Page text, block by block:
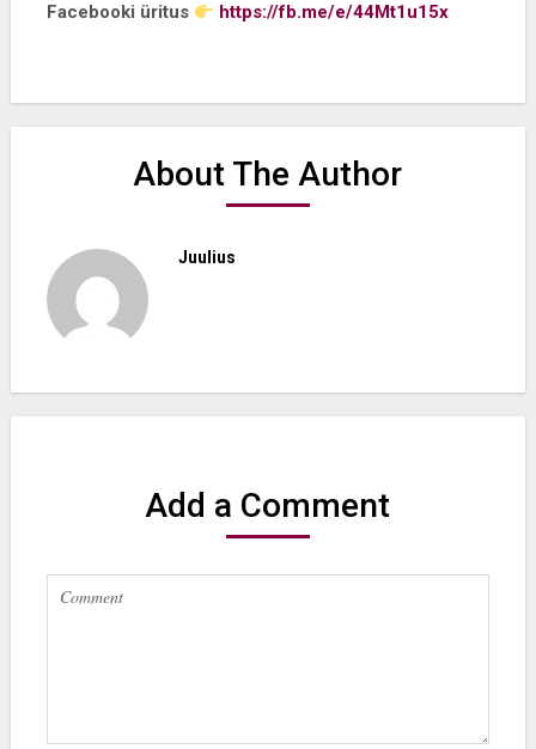
Facebooki üritus https://fb.me/e/44Mt1u15x
About The Author
Juulius
Add a Comment